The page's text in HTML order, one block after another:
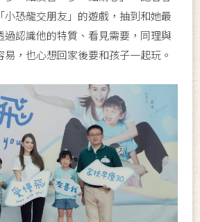
小恐龍交朋友」的遊戲，抽到和她最
過認識他的特質、看見需要，同理與
，也心想回家後要和孩子一起玩。